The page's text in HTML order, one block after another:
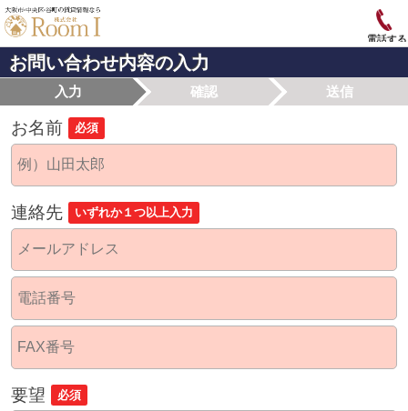
電話する
お問い合わせ内容の入力
入力 確認 送信
お名前 必須
連絡先 いずれか１つ以上入力
要望 必須